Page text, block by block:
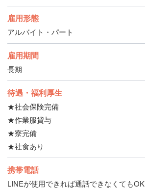
雇用形態
アルバイト・パート
雇用期間
長期
待遇・福利厚生
★社会保険完備
★作業服貸与
★寮完備
★社食あり
携帯電話
LINEが使用できれば通話できなくてもOK